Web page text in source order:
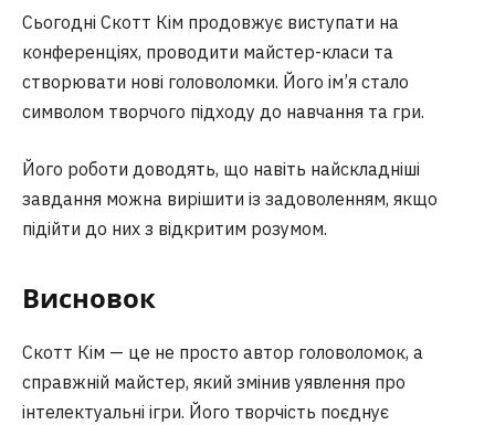
Сьогодні Скотт Кім продовжує виступати на
конференціях, проводити майстер-класи та
створювати нові головоломки. Його ім’я стало
символом творчого підходу до навчання та гри.
Його роботи доводять, що навіть найскладніші
завдання можна вирішити із задоволенням, якщо
підійти до них з відкритим розумом.
Висновок
Скотт Кім — це не просто автор головоломок, а
справжній майстер, який змінив уявлення про
інтелектуальні ігри. Його творчість поєднує